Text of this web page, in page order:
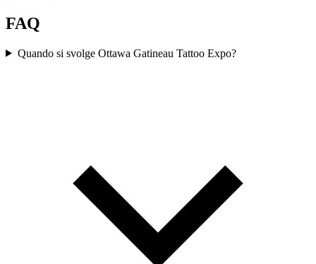
FAQ
Quando si svolge Ottawa Gatineau Tattoo Expo?